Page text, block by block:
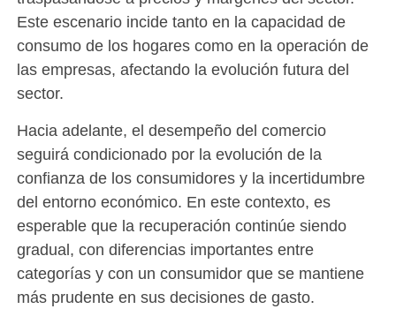
Este escenario incide tanto en la capacidad de
consumo de los hogares como en la operación de
las empresas, afectando la evolución futura del
sector.
Hacia adelante, el desempeño del comercio
seguirá condicionado por la evolución de la
confianza de los consumidores y la incertidumbre
del entorno económico. En este contexto, es
esperable que la recuperación continúe siendo
gradual, con diferencias importantes entre
categorías y con un consumidor que se mantiene
más prudente en sus decisiones de gasto.